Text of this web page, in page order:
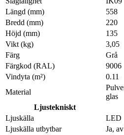
Längd (mm)
558
Bredd (mm)
220
Höjd (mm)
135
Vikt (kg)
3,05
Färg
Grå
Färgkod (RAL)
9006
Vindyta (m²)
0.11
Material
glas
Ljustekniskt
Ljuskälla
LED
Ljuskälla utbytbar
Ja,